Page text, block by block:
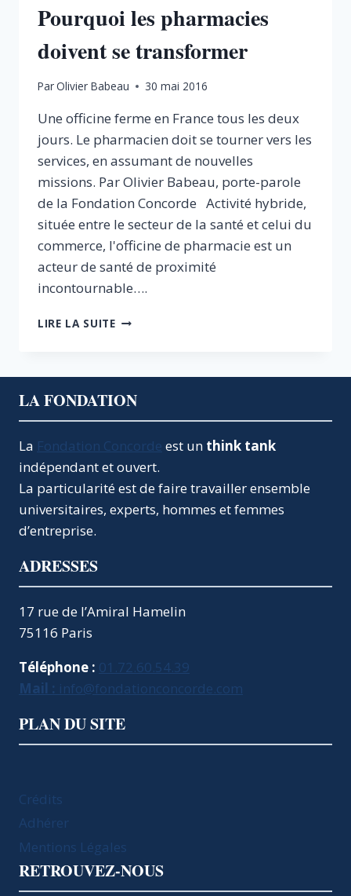
Pourquoi les pharmacies
doivent se transformer
ParOlivier Babeau 30 mai 2016
Une officine ferme en France tous les deux
jours. Le pharmacien doit se tourner vers les
services, en assumant de nouvelles
missions. Par Olivier Babeau, porte-parole
de la Fondation Concorde Activité hybride,
située entre le secteur de la santé et celui du
commerce, l'officine de pharmacie est un
acteur de santé de proximité
incontournable….
LIRE LA SUITEPOURQUOI
TRANSFORMER
LA FONDATION
La Fondation Concorde est un think tank
indépendant et ouvert.
La particularité est de faire travailler ensemble
universitaires, experts, hommes et femmes
d’entreprise.
ADRESSES
17 rue de l’Amiral Hamelin
75116 Paris
Téléphone : 01.72.60.54.39
Mail : info@fondationconcorde.com
PLAN DU SITE
Crédits
Adhérer
Mentions Légales
RETROUVEZ-NOUS